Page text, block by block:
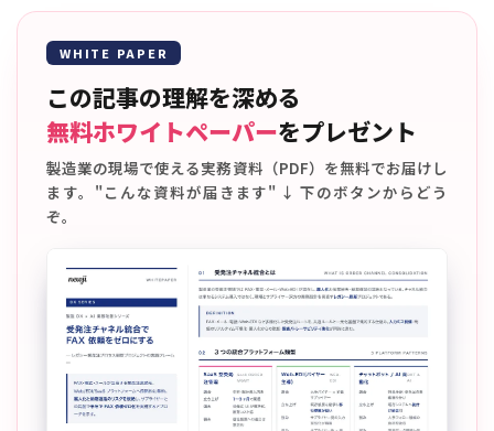
WHITE PAPER
この記事の理解を深める
無料ホワイトペーパーをプレゼント
製造業の現場で使える実務資料（PDF）を無料でお届けし
ます。"こんな資料が届きます" ↓ 下のボタンからどう
ぞ。